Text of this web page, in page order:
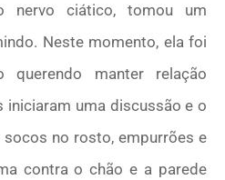
nervo ciático, tomou um
Neste momento, ela foi
querendo manter relação
iniciaram uma discussão e o
no rosto, empurrões e
contra o chão e a parede